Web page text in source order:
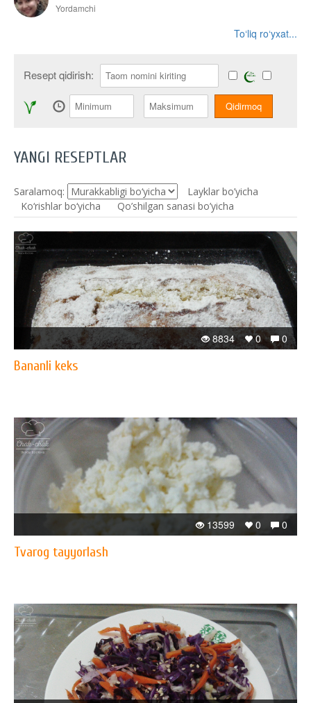
Yordamchi
To‘liq ro‘yxat...
Resept qidirish:
YANGI RESEPTLAR
Saralamoq:
Layklar bo’yicha
Ko‘rishlar bo‘yicha
Qo’shilgan sanasi bo’yicha
0
0
8834
Bananli keks
0
0
13599
Tvarog tayyorlash